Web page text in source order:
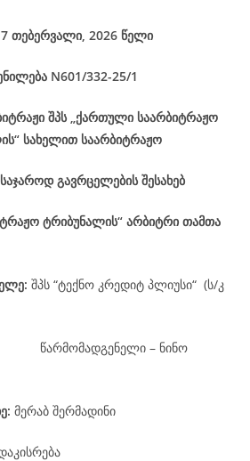
თებერვალი, 2026 წელი
N601/332-25/1
შპს „ქართული საარბიტრაჟო
სახელით საარბიტრაჟო
გავრცელების შესახებ
ტრიბუნალის“ არბიტრი თამთა
: შპს “ტექნო კრედიტ პლიუსი“ (ს/კ
წარმომადგენელი – ნინო
: მერაბ შერმადინი